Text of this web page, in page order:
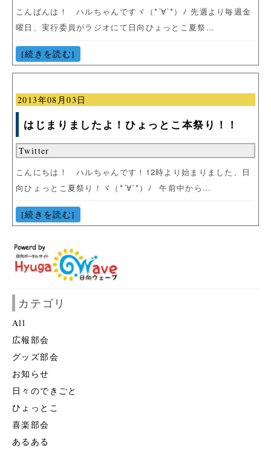
こんばんは！ ハルちゃんですヾ（*´∀`*）ﾉ 先週より毎週金
曜日、実行委員がラジオにて日向ひょっとこ夏祭…
[続きを読む]
2013年08月03日
はじまりましたよ！ひょっとこ本祭り！！
Twitter
こんにちは！ ハルちゃんです！12時より始まりました、日
向ひょっとこ夏祭り！ヾ（*´∀`*）ﾉ 午前中から…
[続きを読む]
カテゴリ
All
広報部会
グッズ部会
お知らせ
日々のできごと
ひょっとこ
喜楽部会
あるある